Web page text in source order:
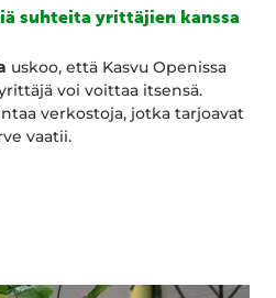
suhteita yrittäjien kanssa
uskoo, että Kasvu Openissa
voi voittaa itsensä.
verkostoja, jotka tarjoavat
vaatii.